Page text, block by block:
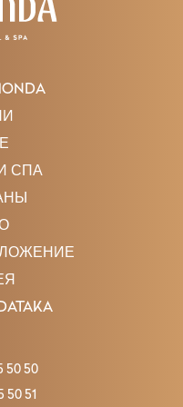
рыбы и собирать
СПА
50 50
50 51